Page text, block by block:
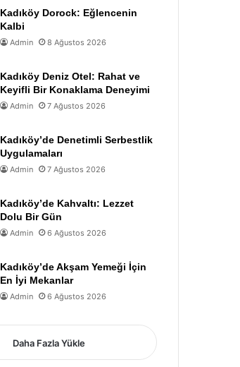
Kadıköy Dorock: Eğlencenin
Kalbi
Admin 8 Ağustos 2026
Kadıköy Deniz Otel: Rahat ve
Keyifli Bir Konaklama Deneyimi
Admin 7 Ağustos 2026
Kadıköy’de Denetimli Serbestlik
Uygulamaları
Admin 7 Ağustos 2026
Kadıköy’de Kahvaltı: Lezzet
Dolu Bir Gün
Admin 6 Ağustos 2026
Kadıköy’de Akşam Yemeği İçin
En İyi Mekanlar
Admin 6 Ağustos 2026
Daha Fazla Yükle